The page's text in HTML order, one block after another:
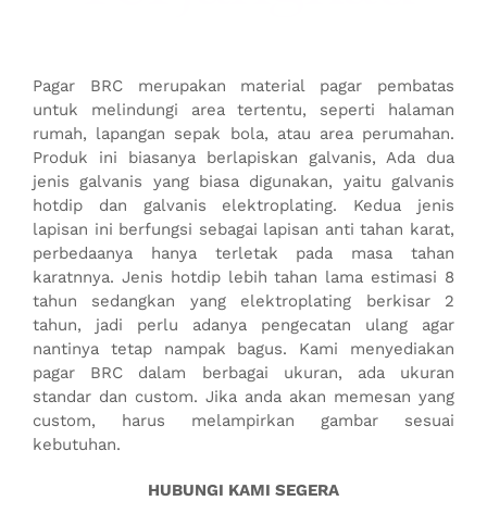
Pagar BRC merupakan material pagar pembatas
untuk melindungi area tertentu, seperti halaman
rumah, lapangan sepak bola, atau area perumahan.
Produk ini biasanya berlapiskan galvanis, Ada dua
jenis galvanis yang biasa digunakan, yaitu galvanis
hotdip dan galvanis elektroplating. Kedua jenis
lapisan ini berfungsi sebagai lapisan anti tahan karat,
perbedaanya hanya terletak pada masa tahan
karatnnya. Jenis hotdip lebih tahan lama estimasi 8
tahun sedangkan yang elektroplating berkisar 2
tahun, jadi perlu adanya pengecatan ulang agar
nantinya tetap nampak bagus. Kami menyediakan
pagar BRC dalam berbagai ukuran, ada ukuran
standar dan custom. Jika anda akan memesan yang
custom, harus melampirkan gambar sesuai
kebutuhan.
HUBUNGI KAMI SEGERA